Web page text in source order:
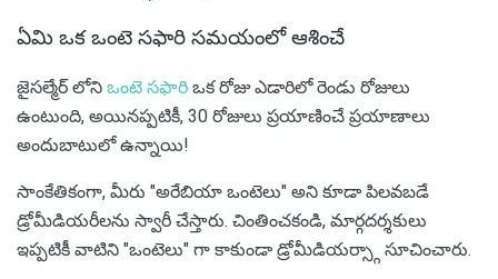
ఏమి ఒక ఒంటె సఫారి సమయంలో ఆశించే
జైసల్మేర్ లోని ఒంటె సఫారి ఒక రోజు ఎడారిలో రెండు రోజులు
ఉంటుంది, అయినప్పటికీ, 30 రోజులు ప్రయాణించే ప్రయాణాలు
అందుబాటులో ఉన్నాయి!
సాంకేతికంగా, మీరు "అరేబియా ఒంటెలు" అని కూడా పిలవబడే
డ్రోమీడియరీలను స్వారీ చేస్తారు. చింతించకండి, మార్గదర్శకులు
ఇప్పటికీ వాటిని "ఒంటెలు" గా కాకుండా డ్రోమీడియర్స్గా సూచించారు.